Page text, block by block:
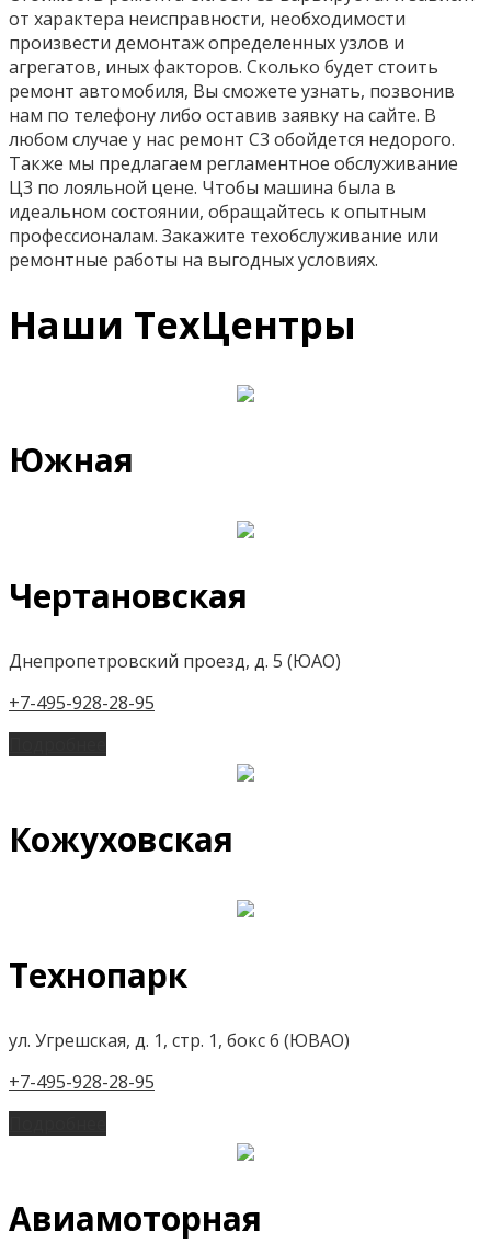
от характера неисправности, необходимости
произвести демонтаж определенных узлов и
агрегатов, иных факторов. Сколько будет стоить
ремонт автомобиля, Вы сможете узнать, позвонив
нам по телефону либо оставив заявку на сайте. В
любом случае у нас ремонт C3 обойдется недорого.
Также мы предлагаем регламентное обслуживание
Ц3 по лояльной цене. Чтобы машина была в
идеальном состоянии, обращайтесь к опытным
профессионалам. Закажите техобслуживание или
ремонтные работы на выгодных условиях.
Наши ТехЦентры
Южная
Чертановская
Днепропетровский проезд, д. 5 (ЮАО)
+7-495-928-28-95
Кожуховская
Технопарк
ул. Угрешская, д. 1, стр. 1, бокс 6 (ЮВАО)
+7-495-928-28-95
Авиамоторная